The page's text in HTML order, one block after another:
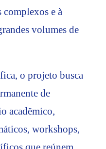
complexos e à
volumes de
o projeto busca
de
acadêmico,
workshops,